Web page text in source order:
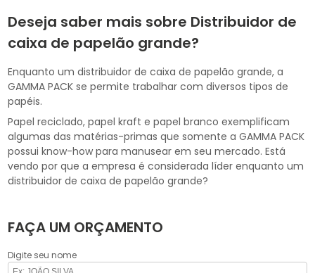
Deseja saber mais sobre Distribuidor de
caixa de papelão grande?
Enquanto um distribuidor de caixa de papelão grande, a
GAMMA PACK se permite trabalhar com diversos tipos de
papéis.
Papel reciclado, papel kraft e papel branco exemplificam
algumas das matérias-primas que somente a GAMMA PACK
possui know-how para manusear em seu mercado. Está
vendo por que a empresa é considerada líder enquanto um
distribuidor de caixa de papelão grande?
FAÇA UM ORÇAMENTO
Digite seu nome